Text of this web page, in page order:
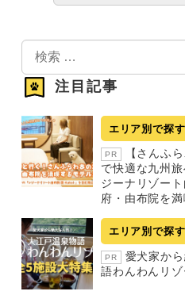
検
索
注目記事
エリア別で探す
PR
【さんふ
で快適な九州
ジーナリゾー
府・由布院を
エリア別で探す
PR
愛犬家か
語わんわんリ